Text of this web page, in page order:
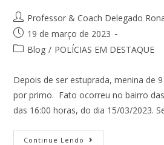
Professor & Coach Delegado
19 de março de 2023
Blog / POLÍCIAS EM DESTAQUE
Depois de ser estuprada, menina de
por primo. Fato ocorreu no bairro
das 16:00 horas, do dia 15/03/2023.
Continue Lendo